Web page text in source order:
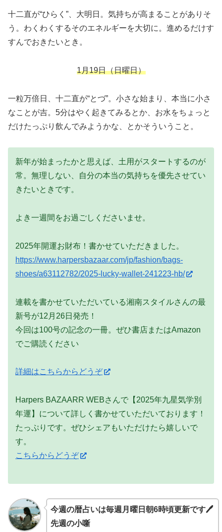
十二直が“ひらく”、大明日。気持ちが高まることがありそ
う。わくわくするそのエネルギーを大切に。進めるだけす
すんでおきたいとき。
1月19日（日曜日）
一粒万倍日、十二直が“とづ”。小さな始まり、本当に小さ
なことが吉。5分はやく起きてみるとか、お水をちょっと
だけたっぷり飲んでみようかな、とかそういうこと。
新年が始まったかと思えば、土用がスタートするのが
常。無理しない、自分の本当の気持ちを優先させてい
きたいときです。
よき一週間をお過ごしくださいませ。
2025年開運お財布！書かせていただきました。
https://www.harpersbazaar.com/jp/fashion/bags-
shoes/a63112782/2025-lucky-wallet-241223-hb/
連載を書かせていただいている湘南スタイルさんの最
新号が12月26日発売！
今回は100号の記念の一冊。ぜひ書店またはAmazon
でご購読ください
詳細はこちらからどうぞ
Harpers BAZAARR WEBさんで【2025年九星気学別
年運】について詳しく書かせていただいております！
たっぷりです。ぜひシェアもいただけたら嬉しいで
す。
こちらからどうぞ
今週の暦占いは毎週月曜日朝6時頃更新です🖊
先週の小噺